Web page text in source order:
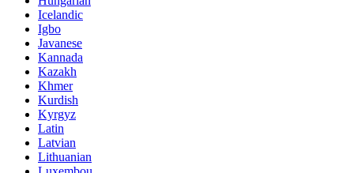
Icelandic
Igbo
Javanese
Kannada
Kazakh
Khmer
Kurdish
Kyrgyz
Latin
Latvian
Lithuanian